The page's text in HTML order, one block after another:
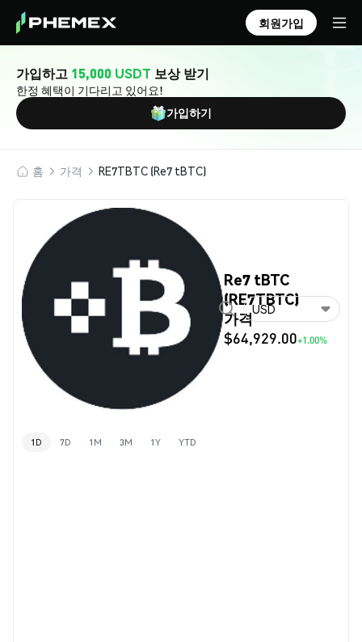
회원가입
가입하고 15,000 USDT 보상 받기
한정 혜택이 기다리고 있어요!
가입하기
홈 가격 RE7TBTC (Re7 tBTC)
Re7 tBTC
(RE7TBTC)
가격
$64,929.00+1.00%
USD
1D 7D 1M 3M 1Y YTD